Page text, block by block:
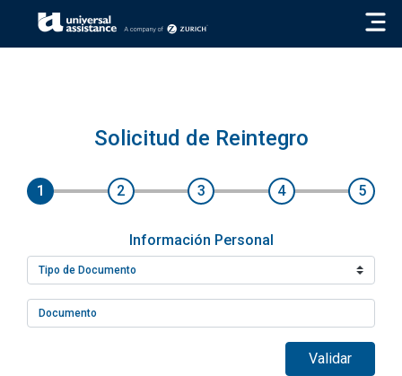
« VOLVER